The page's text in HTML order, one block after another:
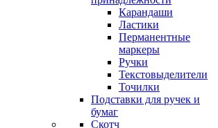
Карандаши
Ластики
Перманентные
маркеры
Ручки
Текстовыделители
Точилки
Подставки для ручек и
бумаг
Скотч